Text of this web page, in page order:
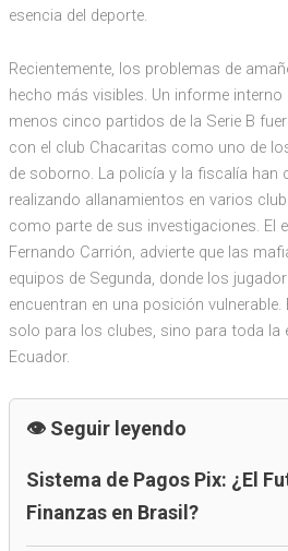
esencia del deporte.
Recientemente, los problemas de
hecho más visibles. Un informe interno
menos cinco partidos de la Serie B
con el club Chacaritas como uno de
de soborno. La policía y la fiscalía han
realizando allanamientos en varios
como parte de sus investigaciones. El
Fernando Carrión, advierte que las
equipos de Segunda, donde los
encuentran en una posición
solo para los clubes, sino para toda la
Ecuador.
Seguir leyendo
Sistema de Pagos Pix: ¿El
Finanzas en Brasil?